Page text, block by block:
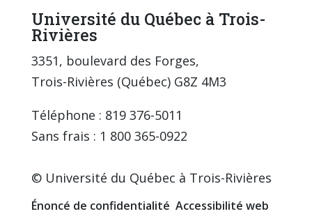
Université du Québec à Trois-
Rivières
3351, boulevard des Forges,
Trois-Rivières (Québec) G8Z 4M3
Téléphone : 819 376-5011
Sans frais : 1 800 365-0922
© Université du Québec à Trois-Rivières
Énoncé de confidentialité Accessibilité web